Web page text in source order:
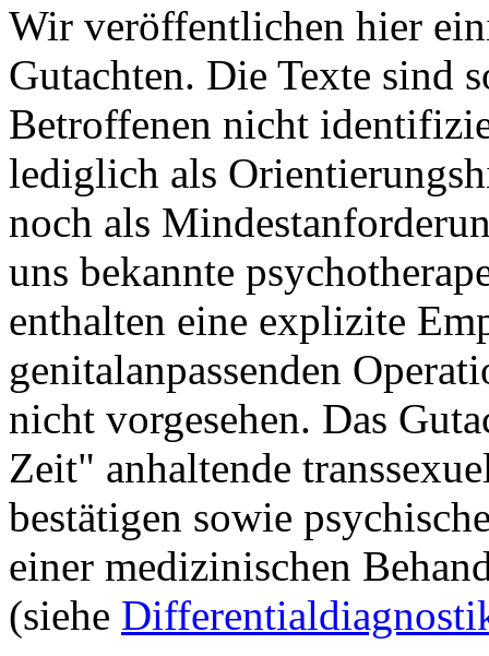
Wir veröffentlichen hier
Gutachten. Die Texte sind
Betroffenen nicht
lediglich als
noch als
uns bekannte
enthalten eine explizite
genitalanpassenden
nicht vorgesehen. Das
Zeit" anhaltende
bestätigen sowie
einer medizinischen
(siehe